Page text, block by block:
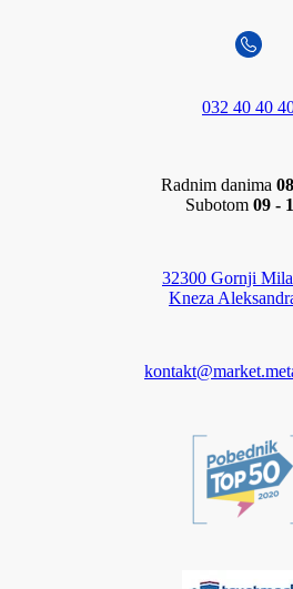
032 40 40
Radnim danima
Subotom 09 -
32300 Gornji
Kneza